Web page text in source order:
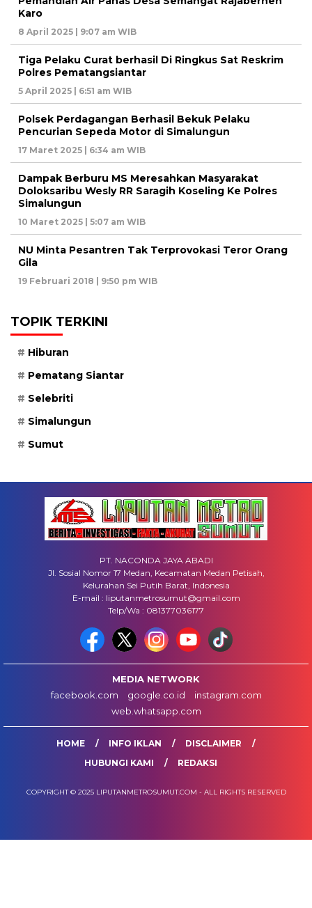
Karo
8 April 2025 | 9:07 am WIB
Tiga Pelaku Curat berhasil Di Ringkus Sat Reskrim
Polres Pematangsiantar
5 April 2025 | 6:51 am WIB
Polsek Perdagangan Berhasil Bekuk Pelaku
Pencurian Sepeda Motor di Simalungun
17 Maret 2025 | 6:34 am WIB
Dampak Berburu MS Meresahkan Masyarakat
Doloksaribu Wesly RR Saragih Koseling Ke Polres
Simalungun
10 Maret 2025 | 5:07 am WIB
NU Minta Pesantren Tak Terprovokasi Teror Orang
Gila
19 Februari 2018 | 9:50 pm WIB
TOPIK TERKINI
Hiburan
Pematang Siantar
Selebriti
Simalungun
Sumut
PT. NACONDA JAYA ABADI
Jl. Sosial Nomor 17 Medan, Kecamatan Medan Petisah,
Kelurahan Sei Putih Barat, Indonesia
E-mail : liputanmetrosumut@gmail.com
Telp/Wa : 081377036177
MEDIA NETWORK
facebook.com
google.co.id
instagram.com
web.whatsapp.com
HOME INFO IKLAN
DISCLAIMER
HUBUNGI KAMI
REDAKSI
COPYRIGHT © 2025 LIPUTANMETROSUMUT.COM - ALL RIGHTS RESERVED